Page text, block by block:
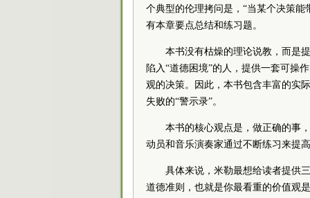
个典型的伦理拷问是，“当某个决策
有本章要点总结和练习题。
本书没有枯燥的理论说教，而是
陷入“道德困境”的人，提供一套可操
观的决策。因此，本书包含丰富的实
失败的“警示录”。
本书的核心观点是，做正确的事
动员和音乐演奏家通过不断练习来提
具体来说，米勒最想给读者提供
道德准则，也就是你最看重的价值观